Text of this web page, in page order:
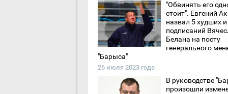
"Обвинять его
стоит". Евгений
назвал 5 худших
подписаний
Белана на посту
генерального
"Барыса"
26 июля 2023 года
В руководстве
произошли